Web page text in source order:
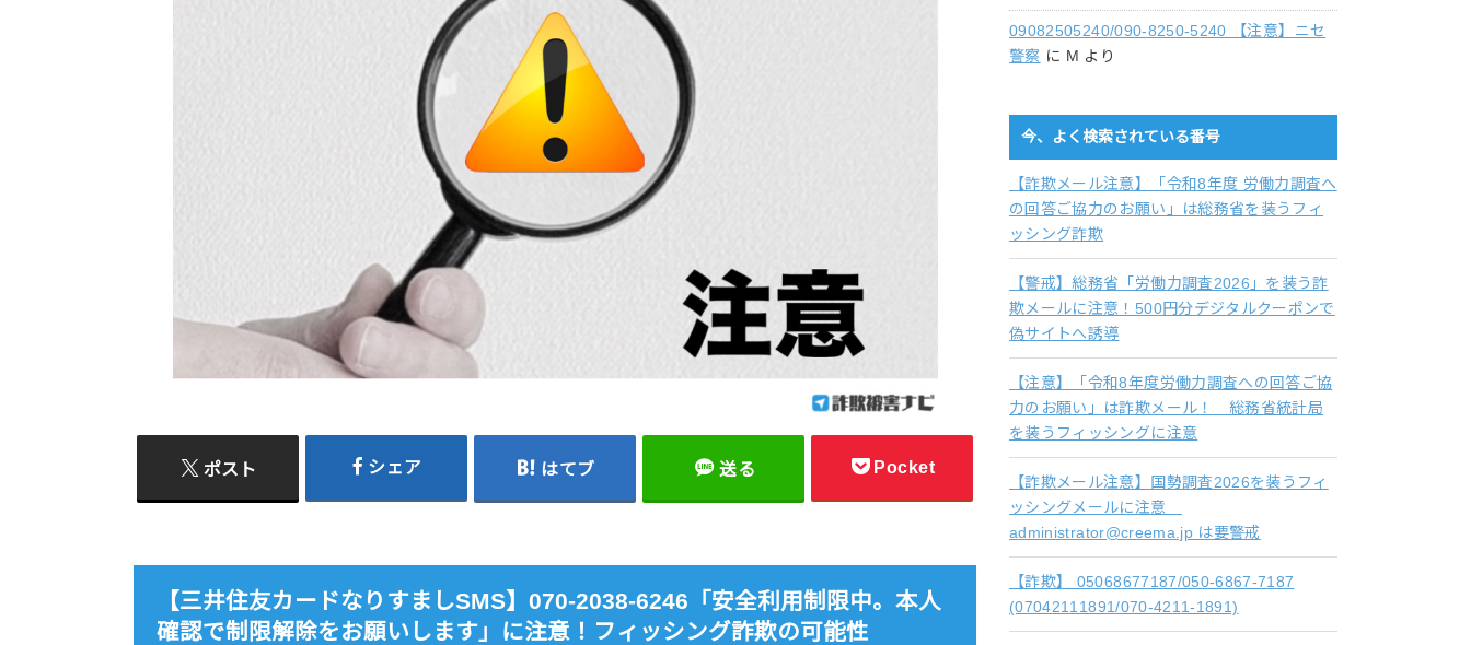
ポスト シェア はてブ 送る Pocket
【三井住友カードなりすましSMS】070-2038-6246「安全利用制限中。本人
確認で制限解除をお願いします」に注意！フィッシング詐欺の可能性
09082505240/090-8250-5240 【注意】ニセ
警察 に M より
今、よく検索されている番号
【詐欺メール注意】「令和8年度 労働力調査へ
の回答ご協力のお願い」は総務省を装うフィ
ッシング詐欺
【警戒】総務省「労働力調査2026」を装う詐
欺メールに注意！500円分デジタルクーポンで
偽サイトへ誘導
【注意】「令和8年度労働力調査への回答ご協
力のお願い」は詐欺メール！ 総務省統計局
を装うフィッシングに注意
【詐欺メール注意】国勢調査2026を装うフィ
ッシングメールに注意
administrator@creema.jp は要警戒
【詐欺】 05068677187/050-6867-7187
(07042111891/070-4211-1891)